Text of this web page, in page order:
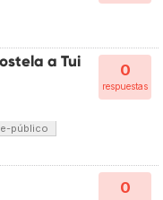
0
respuestas
a Tui
público
0